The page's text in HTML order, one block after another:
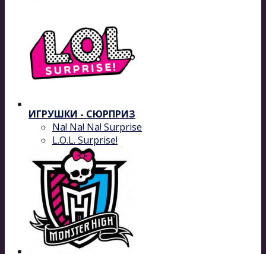
ИГРУШКИ - СЮРПРИЗ
Na! Na! Na! Surprise
L.O.L. Surprise!